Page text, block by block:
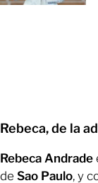
Rebeca, de la
Rebeca Andrade
de Sao Paulo, y